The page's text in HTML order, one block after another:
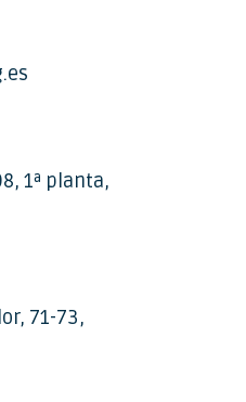
1ª planta,
71-73,